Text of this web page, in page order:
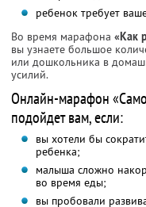
ребенок требует
Во время марафона «Как
вы узнаете большое
или дошкольника в
усилий.
Онлайн-марафон
подойдет вам, если:
вы хотели бы
ребенка;
малыша сложно
во время еды;
вы пробовали